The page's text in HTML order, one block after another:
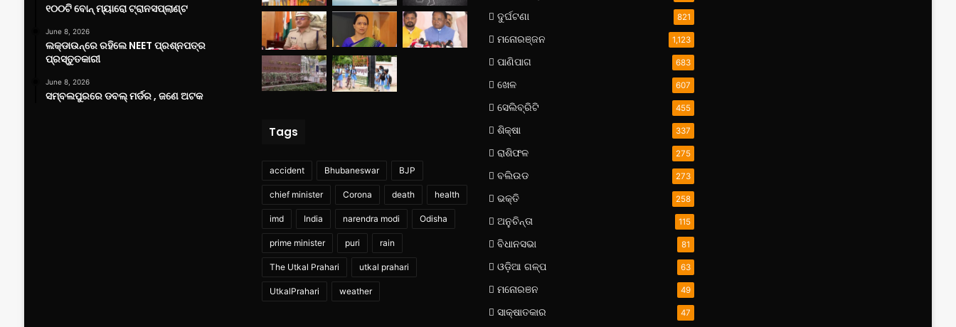
୧୦୦ଟି ବୋନ୍ ମ୍ୟାରୋ ଟ୍ରାନସପ୍ଲାଣ୍ଟ
June 8, 2026
ଲକ୍‌ଡାଉନ୍‌ରେ ରହିଲେ NEET ପ୍ରଶ୍ନପତ୍ର
ପ୍ରସ୍ତୁତକାରୀ
June 8, 2026
ସମ୍ବଲପୁରରେ ଡବଲ୍ ମର୍ଡର , ଜଣେ ଅଟକ
Tags
accident Bhubaneswar BJP
chief minister Corona death health
imd India narendra modi Odisha
prime minister puri rain
The Utkal Prahari utkal prahari
UtkalPrahari weather
ଦୁର୍ଘଟଣା 821
ମନୋରଞ୍ଜନ 1,123
ପାଣିପାଗ 683
ଖେଳ 607
ସେଲିବ୍ରିଟି 455
ଶିକ୍ଷା 337
ରାଶିଫଳ 275
ବଲିଉଡ 273
ଭକ୍ତି 258
ଅନୁଚିନ୍ତା 115
ବିଧାନସଭା 81
ଓଡ଼ିଆ ଗଳ୍ପ 63
ମନୋରଞନ 49
ସାକ୍ଷାତକାର 47